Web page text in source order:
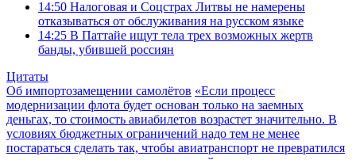
14:50 Налоговая и Соцстрах Литвы не намерены
отказываться от обслуживания на русском языке
14:25 В Паттайе ищут тела трех возможных жертв
банды, убившей россиян
Цитаты
Об импортозамещении самолётов «Если процесс
модернизации флота будет основан только на заемных
деньгах, то стоимость авиабилетов возрастет значительно. В
условиях бюджетных ограничений надо тем не менее
постараться сделать так, чтобы авиатранспорт не превратился